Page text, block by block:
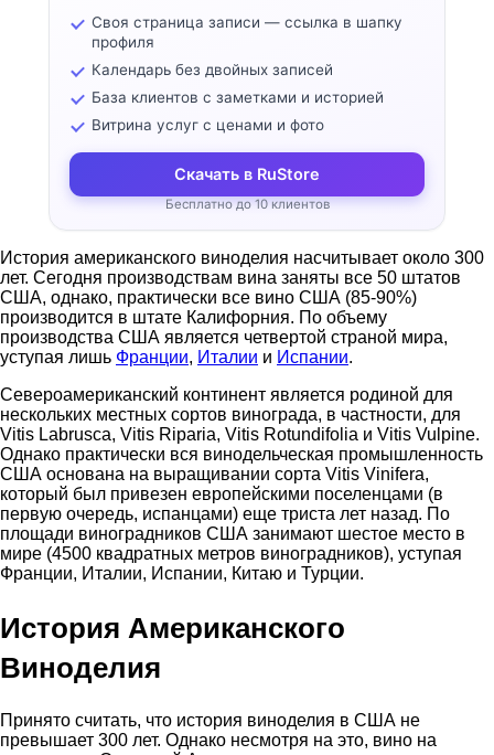
Своя страница записи — ссылка в шапку
профиля
Календарь без двойных записей
База клиентов с заметками и историей
Витрина услуг с ценами и фото
Скачать в RuStore
Бесплатно до 10 клиентов
История американского виноделия насчитывает около 300
лет. Сегодня производствам вина заняты все 50 штатов
США, однако, практически все вино США (85-90%)
производится в штате Калифорния. По объему
производства США является четвертой страной мира,
уступая лишь Франции, Италии и Испании.
Североамериканский континент является родиной для
нескольких местных сортов винограда, в частности, для
Vitis Labrusca, Vitis Riparia, Vitis Rotundifolia и Vitis Vulpine.
Однако практически вся винодельческая промышленность
США основана на выращивании сорта Vitis Vinifera,
который был привезен европейскими поселенцами (в
первую очередь, испанцами) еще триста лет назад. По
площади виноградников США занимают шестое место в
мире (4500 квадратных метров виноградников), уступая
Франции, Италии, Испании, Китаю и Турции.
История Американского
Виноделия
Принято считать, что история виноделия в США не
превышает 300 лет. Однако несмотря на это, вино на